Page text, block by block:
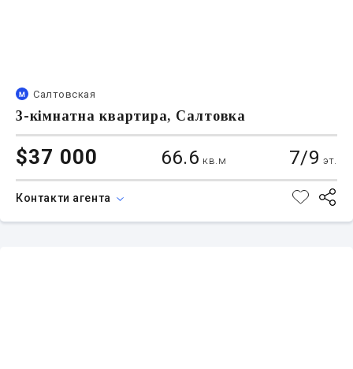
Салтовская
3-кімнатна квартира, Салтовка
$37 000 66.6 кв.м 7/9 эт.
Контакти агента